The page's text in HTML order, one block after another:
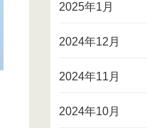
2025年1月
2024年12月
2024年11月
2024年10月